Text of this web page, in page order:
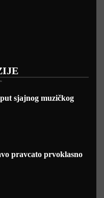
sjajnog muzičkog
pravcato prvoklasno